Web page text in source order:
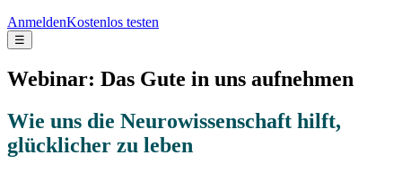
AnmeldenKostenlos testen
☰
Webinar: Das Gute in uns aufnehmen
Wie uns die Neurowissenschaft hilft,
glücklicher zu leben